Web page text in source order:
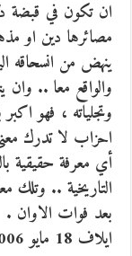
ان تكون في قبضة
مصائرها دين او
ينهض من انسحاقه
والواقع معا .. وان
وتجلياته ، فهو
احزاب لا تدرك
أي معرفة حقيقية
التاريخية .. وتلك
بعد فوات الاوان .
ايلاف 18 مايو 2006